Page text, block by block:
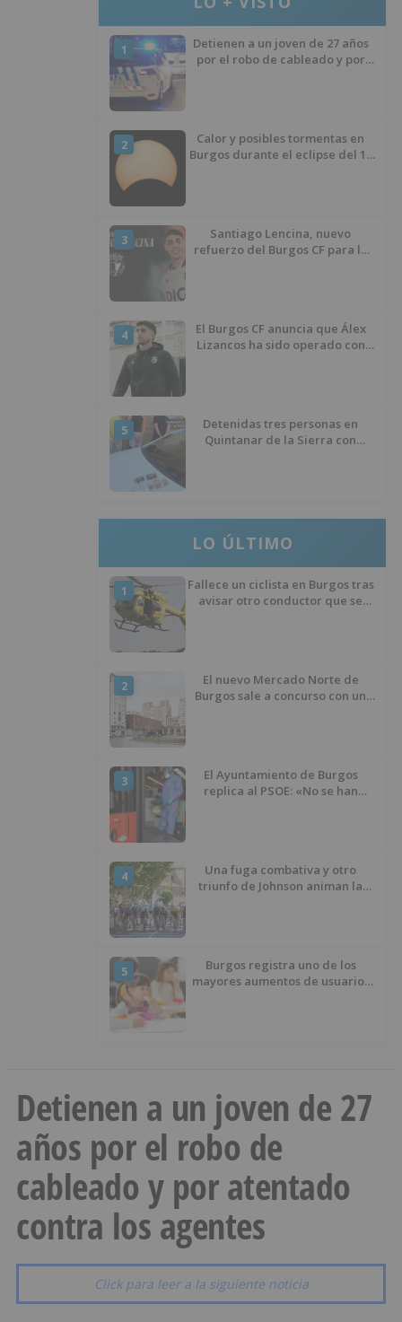
1
Detienen a un joven de 27 años
por el robo de cableado y por
2
Calor y posibles tormentas en
Burgos durante el eclipse del 12
3
Santiago Lencina, nuevo
refuerzo del Burgos CF para la
4
El Burgos CF anuncia que Álex
Lizancos ha sido operado con
5
Detenidas tres personas en
Quintanar de la Sierra con
LO ÚLTIMO
1
Fallece un ciclista en Burgos tras
avisar otro conductor que se
2
El nuevo Mercado Norte de
Burgos sale a concurso con un
3
El Ayuntamiento de Burgos
replica al PSOE: «No se han
4
Una fuga combativa y otro
triunfo de Johnson animan la
5
Burgos registra uno de los
mayores aumentos de usuarios
Detienen a un joven de 27
años por el robo de
cableado y por atentado
contra los agentes
Click para leer a la siguiente noticia